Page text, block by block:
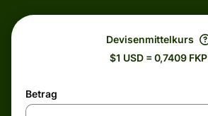
Devisenmittelkurs
$1 USD = 0,7409 FKP
Betrag